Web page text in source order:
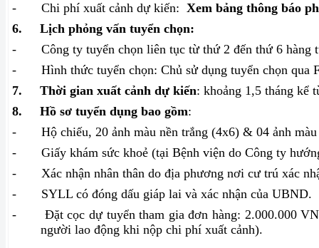
-
Chi phí xuất cảnh dự kiến: Xem bảng thông báo
6.
Lịch phỏng vấn tuyển chọn:
-
Công ty tuyển chọn liên tục từ thứ 2 đến thứ 6 hàng
-
Hình thức tuyển chọn: Chủ sử dụng tuyển chọn qua
7.
Thời gian xuất cảnh dự kiến: khoảng 1,5 tháng kể
8.
Hồ sơ tuyển dụng bao gồm:
-
Hộ chiếu, 20 ảnh màu nền trắng (4x6) & 04 ảnh
-
Giấy khám sức khoẻ (tại Bệnh viện do Công ty
-
Xác nhận nhân thân do địa phương nơi cư trú xác
-
SYLL có đóng dấu giáp lai và xác nhận của UBND.
-
Đặt cọc dự tuyển tham gia đơn hàng: 2.000.000
người lao động khi nộp chi phí xuất cảnh).